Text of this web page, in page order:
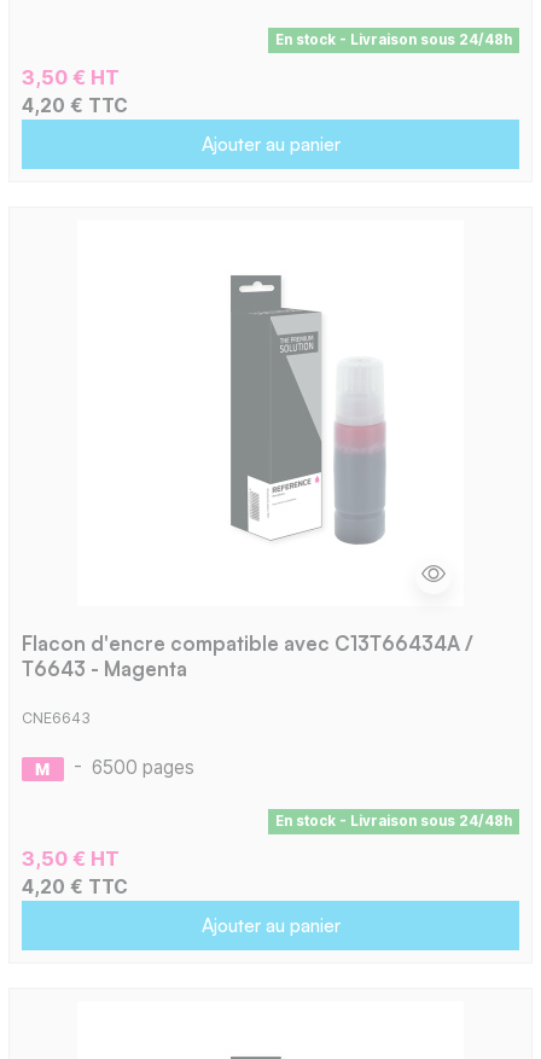
En stock - Livraison sous 24/48h
3,50 € HT
4,20 € TTC
Ajouter au panier
Flacon d'encre compatible avec C13T66434A /
T6643 - Magenta
CNE6643
- 6500 pages
En stock - Livraison sous 24/48h
3,50 € HT
4,20 € TTC
Ajouter au panier